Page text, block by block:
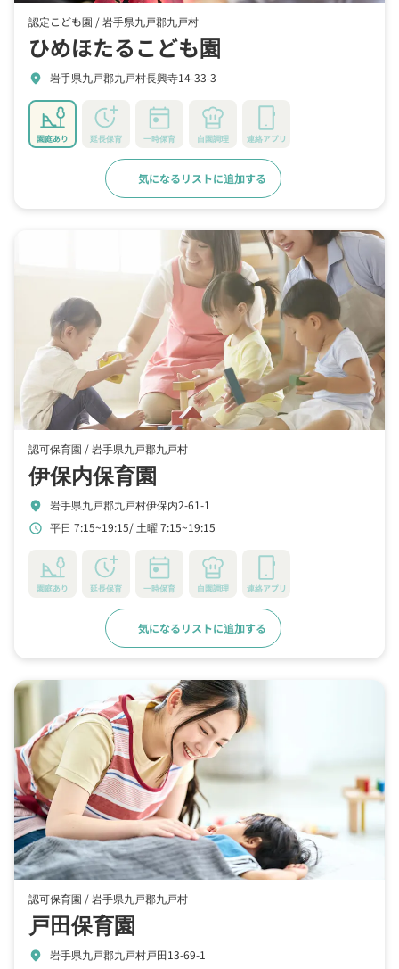
認定こども園 /岩手県九戸郡九戸村
ひめほたるこども園
location_on 岩手県九戸郡九戸村長興寺14-33-3
園庭あり 延長保育 一時保育 自園調理 連絡アプリ
気になるリストに追加する
認可保育園 /岩手県九戸郡九戸村
伊保内保育園
location_on 岩手県九戸郡九戸村伊保内2-61-1
schedule 平日 7:15~19:15 土曜 7:15~19:15
園庭あり 延長保育 一時保育 自園調理 連絡アプリ
気になるリストに追加する
認可保育園 /岩手県九戸郡九戸村
戸田保育園
location_on 岩手県九戸郡九戸村戸田13-69-1